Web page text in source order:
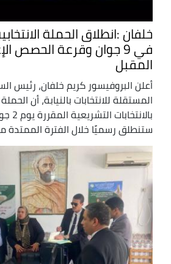
خلفان :انطلاق الحملة
في 9 جوان وقرعة الحصص
المقبل
أعلن البروفيسور كريم خلفان، رئيس
المستقلة للانتخابات بالنيابة، أن الحملة
بالانتخابات
ستنطلق رسميًا خلال الفترة الممتدة من 9 إلى 28 ...